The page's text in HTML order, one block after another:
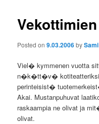
Posted on9.03.2006bySami
Viel� kymmenen vuotta
n�k�tt�v� kotiteatteriksi
perinteisist�
Akai. Mustanpuhuvat
raskaampia ne olivat ja
olivat.